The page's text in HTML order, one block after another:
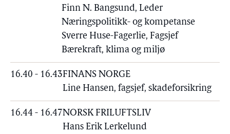
Finn N. Bangsund, Leder
Næringspolitikk- og kompetanse
Sverre Huse-Fagerlie, Fagsjef
Bærekraft, klima og miljø
16.40 - 16.43FINANS NORGE
Line Hansen, fagsjef, skadeforsikring
16.44 - 16.47NORSK FRILUFTSLIV
Hans Erik Lerkelund